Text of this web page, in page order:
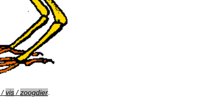
/vis/zoogdier